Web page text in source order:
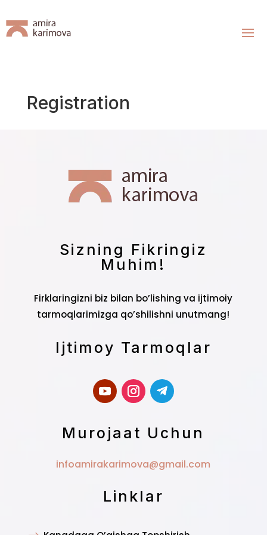
Registration
Sizning Fikringiz
Muhim!
Firklaringizni biz bilan bo’lishing va ijtimoiy
tarmoqlarimizga qo’shilishni unutmang!
Ijtimoy Tarmoqlar
Murojaat Uchun
infoamirakarimova@gmail.com
Linklar